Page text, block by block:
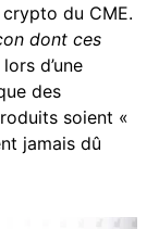
du CME.
dont ces
d’une
des
soient «
jamais dû